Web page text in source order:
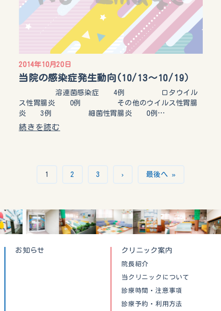
2014年10月20日
当院の感染症発生動向(10/13～10/19）
溶連菌感染症 4例 ロタウイル
ス性胃腸炎 0例 その他のウイルス性胃腸
炎 3例 細菌性胃腸炎 0例…
続きを読む
1 2 3 › 最後へ »
お知らせ クリニック案内
院長紹介
当クリニックについて
診療時間・注意事項
診療予約・利用方法